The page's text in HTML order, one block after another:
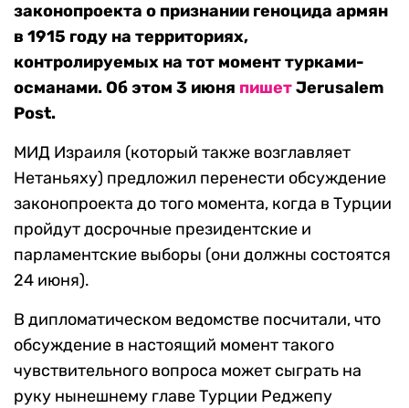
законопроекта о признании геноцида армян
в 1915 году на территориях,
контролируемых на тот момент турками-
османами. Об этом 3 июня пишетJerusalem
Post.
МИД Израиля (который также возглавляет
Нетаньяху) предложил перенести обсуждение
законопроекта до того момента, когда в Турции
пройдут досрочные президентские и
парламентские выборы (они должны состоятся
24 июня).
В дипломатическом ведомстве посчитали, что
обсуждение в настоящий момент такого
чувствительного вопроса может сыграть на
руку нынешнему главе Турции Реджепу